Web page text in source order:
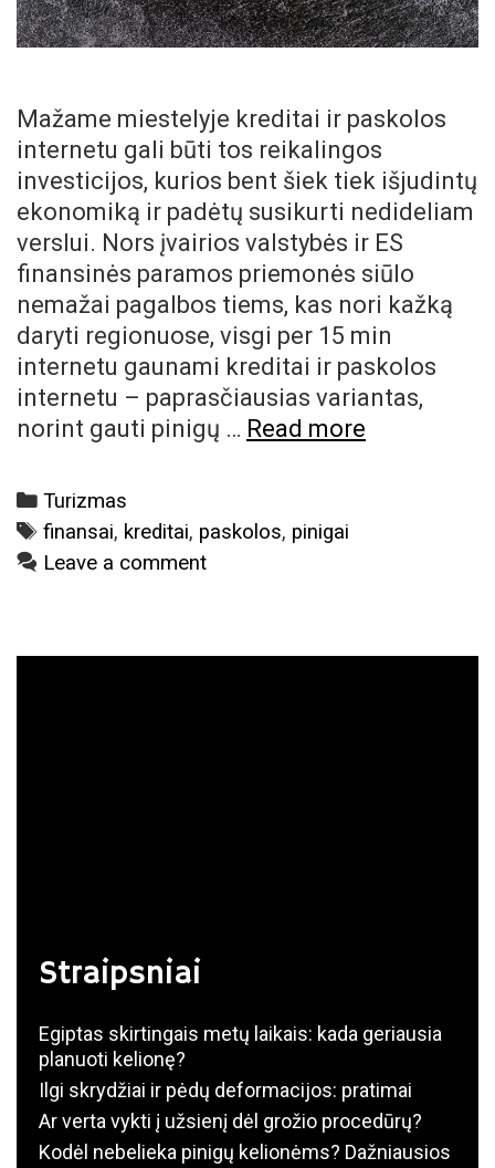
Mažame miestelyje kreditai ir paskolos
internetu gali būti tos reikalingos
investicijos, kurios bent šiek tiek išjudintų
ekonomiką ir padėtų susikurti nedideliam
verslui. Nors įvairios valstybės ir ES
finansinės paramos priemonės siūlo
nemažai pagalbos tiems, kas nori kažką
daryti regionuose, visgi per 15 min
internetu gaunami kreditai ir paskolos
internetu – paprasčiausias variantas,
norint gauti pinigų … Read more
Categories
Turizmas
Tags
finansai, kreditai, paskolos, pinigai
Leave a comment
Straipsniai
Egiptas skirtingais metų laikais: kada geriausia
planuoti kelionę?
Ilgi skrydžiai ir pėdų deformacijos: pratimai
Ar verta vykti į užsienį dėl grožio procedūrų?
Kodėl nebelieka pinigų kelionėms? Dažniausios